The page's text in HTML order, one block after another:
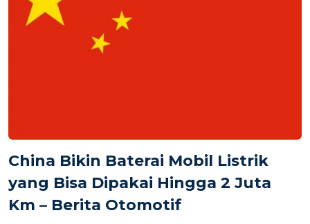
China Bikin Baterai Mobil Listrik
yang Bisa Dipakai Hingga 2 Juta
Km – Berita Otomotif